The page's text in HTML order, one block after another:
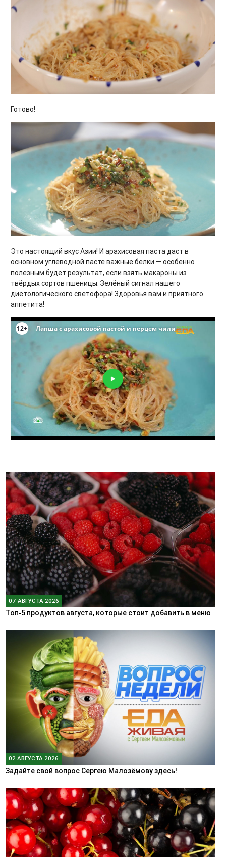
Готово!
Это настоящий вкус Азии! И арахисовая паста даст в
основном углеводной пасте важные белки — особенно
полезным будет результат, если взять макароны из
твёрдых сортов пшеницы. Зелёный сигнал нашего
диетологического светофора! Здоровья вам и приятного
аппетита!
07 АВГУСТА 2026
Топ‑5 продуктов августа, которые стоит добавить в меню
02 АВГУСТА 2026
Задайте свой вопрос Сергею Малозёмову здесь!